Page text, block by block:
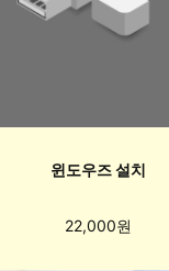
윈도우즈 설치
22,000원